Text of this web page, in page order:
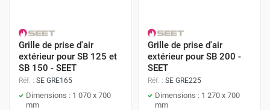
Grille de prise d'air
extérieur pour SB 125 et
SB 150 - SEET
Réf. : SE GRE165
Dimensions : 1 070 x 700
mm
Grille de prise d'air
extérieur pour SB 200 -
SEET
Réf. : SE GRE225
Dimensions : 1 270 x 700
mm